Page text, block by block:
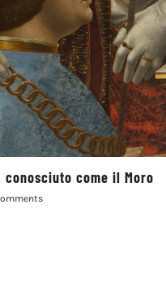
come il Moro